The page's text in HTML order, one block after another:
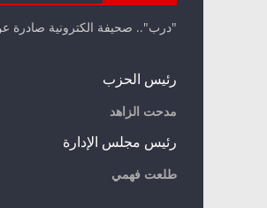
"درب".. صحيفة الكترونية صادرة
رئيس الحزب
مدحت الزاهد
رئيس مجلس الإدارة
طلعت فهمي